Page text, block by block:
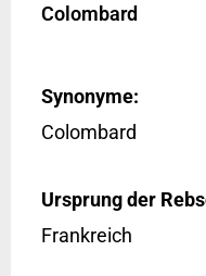
Colombard
Synonyme:
Colombard
Ursprung der
Frankreich